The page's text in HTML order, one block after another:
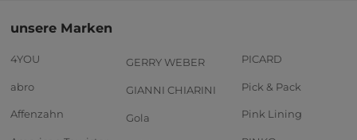
unsere Marken
4YOU
abro
Affenzahn
GERRY WEBER
GIANNI CHIARINI
Gola
PICARD
Pick & Pack
Pink Lining